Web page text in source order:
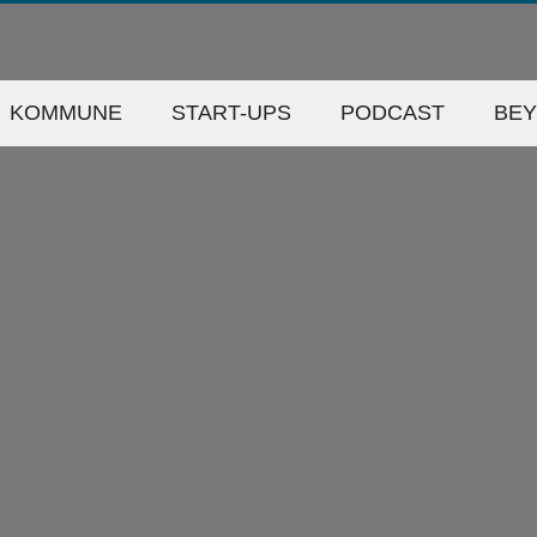
KOMMUNE START-UPS PODCAST